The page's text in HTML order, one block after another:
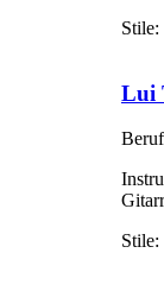
Stile:
Lui
Stile: